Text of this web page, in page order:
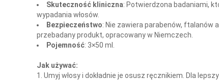
Skuteczność kliniczna: Potwierdzona badaniami,
wypadania włosów.
Bezpieczeństwo: Nie zawiera parabenów, ftalanów
przebadany produkt, opracowany w Niemczech.
Pojemność: 3×50 ml.
Jak używać:
Umyj włosy i dokładnie je osusz ręcznikiem. Dla